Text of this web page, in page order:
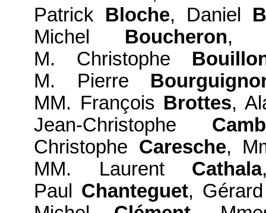
Patrick Bloche, Daniel
Michel Boucheron,
M. Christophe
M. Pierre
MM. François Brottes,
Jean-Christophe
Christophe Caresche,
MM. Laurent Cathala
Paul Chanteguet,